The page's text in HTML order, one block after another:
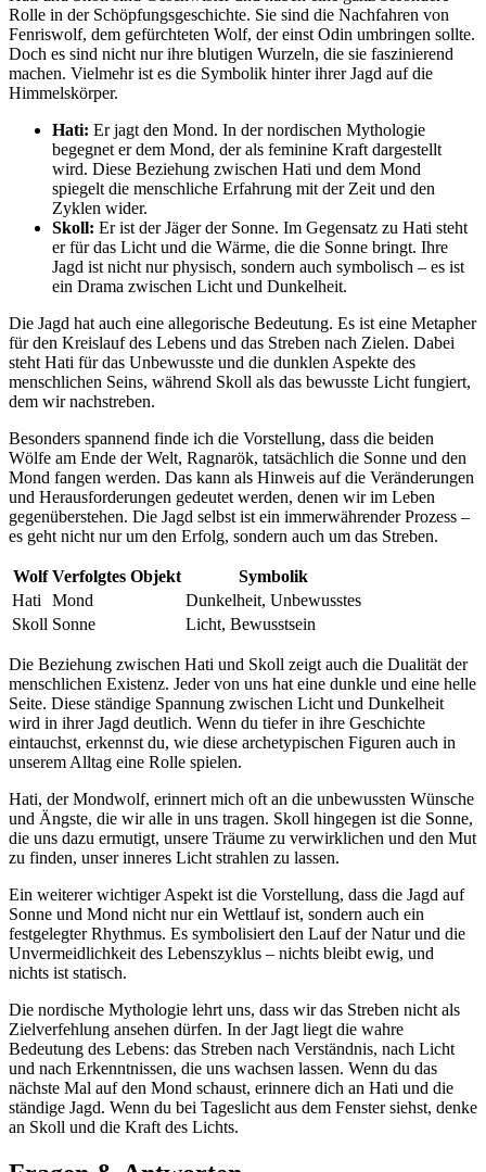
Rolle in der Schöpfungsgeschichte. Sie sind die Nachfahren​ von
Fenriswolf, dem gefürchteten Wolf, der ‍einst Odin umbringen sollte.
Doch es sind nicht nur ihre blutigen Wurzeln, die sie‌ faszinierend
machen. Vielmehr⁣ ist es die Symbolik hinter ihrer Jagd auf die
Himmelskörper.
Hati: ⁣Er jagt ‍den Mond. In der nordischen Mythologie
begegnet er dem Mond, der als feminine Kraft dargestellt
‍wird. Diese Beziehung zwischen Hati und dem Mond
spiegelt die menschliche Erfahrung mit der Zeit und den
Zyklen wider.
Skoll: Er ist der Jäger der Sonne. Im Gegensatz zu Hati steht
er für⁣ das Licht⁢ und die Wärme, die die Sonne bringt. Ihre
Jagd ist nicht ‍nur physisch,​ sondern auch⁢ symbolisch – es ist
ein Drama zwischen Licht⁤ und Dunkelheit.
Die Jagd‌ hat auch eine allegorische​ Bedeutung. Es ist eine Metapher
für den ⁢Kreislauf des Lebens‌ und das Streben nach Zielen. Dabei
steht Hati für das‍ Unbewusste und die dunklen Aspekte des
menschlichen⁢ Seins, während Skoll als das bewusste Licht fungiert,
dem wir nachstreben.
Besonders spannend finde ich die Vorstellung, dass die beiden
Wölfe ‍am Ende⁢ der Welt, Ragnarök, tatsächlich die Sonne und ⁢den
Mond fangen werden. Das kann als Hinweis auf die Veränderungen
und Herausforderungen gedeutet werden, denen wir im Leben
gegenüberstehen. Die Jagd selbst ist ein immerwährender Prozess –
es geht nicht nur um den Erfolg,⁢ sondern auch um das ‌Streben.
Wolf Verfolgtes Objekt
Symbolik
Hati Mond
Dunkelheit, Unbewusstes
Skoll Sonne Licht, Bewusstsein
Die Beziehung zwischen Hati und Skoll zeigt auch⁢ die Dualität der
menschlichen Existenz. Jeder von uns hat eine dunkle und eine‌ helle
Seite. ‌Diese‍ ständige Spannung zwischen Licht und Dunkelheit
wird in ⁣ihrer Jagd deutlich. Wenn du tiefer in ihre Geschichte
eintauchst, erkennst du, wie diese archetypischen Figuren auch in
unserem Alltag eine Rolle spielen.
Hati, der Mondwolf,‌ erinnert mich oft an die unbewussten Wünsche
und Ängste, die wir alle in uns tragen. Skoll hingegen ist die Sonne,
die uns dazu⁤ ermutigt, unsere Träume zu verwirklichen und den Mut
zu finden, unser ⁢inneres‍ Licht strahlen zu lassen.
Ein weiterer wichtiger Aspekt ist die Vorstellung, dass die Jagd auf
Sonne und Mond nicht⁣ nur ein ‌Wettlauf ist, sondern auch ein
festgelegter Rhythmus. Es symbolisiert den Lauf der Natur und die
Unvermeidlichkeit des Lebenszyklus – nichts bleibt ewig, und
nichts ist statisch.
Die nordische⁢ Mythologie lehrt uns, dass wir das ‍Streben nicht als
Zielverfehlung ansehen dürfen. ⁢In der Jagt liegt die wahre
Bedeutung des Lebens: das Streben⁤ nach Verständnis, nach Licht​
und nach⁢ Erkenntnissen, die uns wachsen lassen. Wenn du das
nächste Mal auf den Mond schaust, erinnere dich an Hati und‍ die
ständige Jagd. Wenn‍ du bei Tageslicht aus ⁣dem Fenster siehst, denke
an​ Skoll und die Kraft des Lichts.